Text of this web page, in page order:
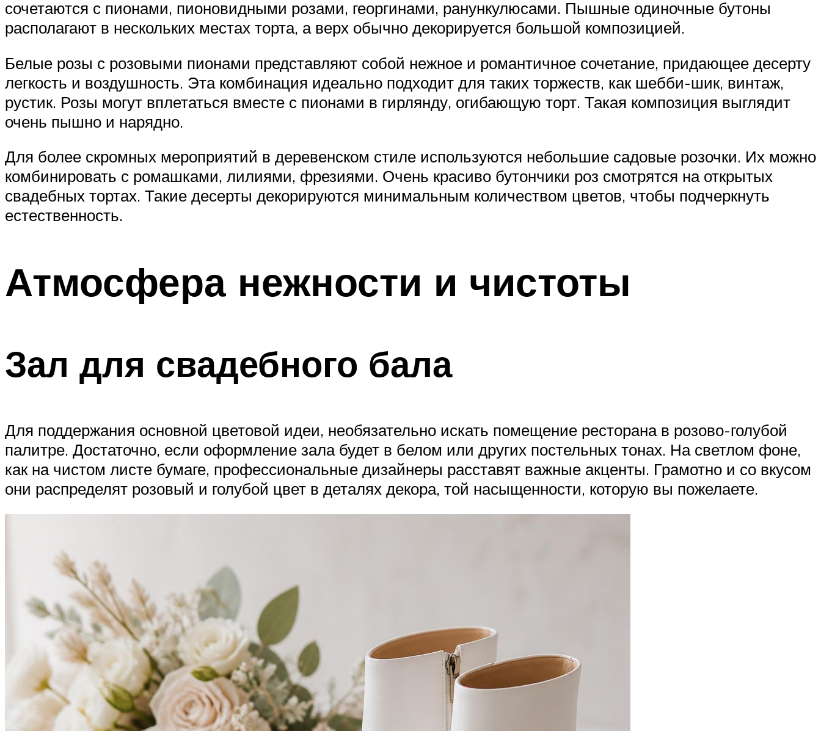
сочетаются с пионами, пионовидными розами, георгинами, ранункулюсами. Пышные одиночные бутоны
располагают в нескольких местах торта, а верх обычно декорируется большой композицией.
Белые розы с розовыми пионами представляют собой нежное и романтичное сочетание, придающее десерту
легкость и воздушность. Эта комбинация идеально подходит для таких торжеств, как шебби-шик, винтаж,
рустик. Розы могут вплетаться вместе с пионами в гирлянду, огибающую торт. Такая композиция выглядит
очень пышно и нарядно.
Для более скромных мероприятий в деревенском стиле используются небольшие садовые розочки. Их можно
комбинировать с ромашками, лилиями, фрезиями. Очень красиво бутончики роз смотрятся на открытых
свадебных тортах. Такие десерты декорируются минимальным количеством цветов, чтобы подчеркнуть
естественность.
Атмосфера нежности и чистоты
Зал для свадебного бала
Для поддержания основной цветовой идеи, необязательно искать помещение ресторана в розово-голубой
палитре. Достаточно, если оформление зала будет в белом или других постельных тонах. На светлом фоне,
как на чистом листе бумаге, профессиональные дизайнеры расставят важные акценты. Грамотно и со вкусом
они распределят розовый и голубой цвет в деталях декора, той насыщенности, которую вы пожелаете.